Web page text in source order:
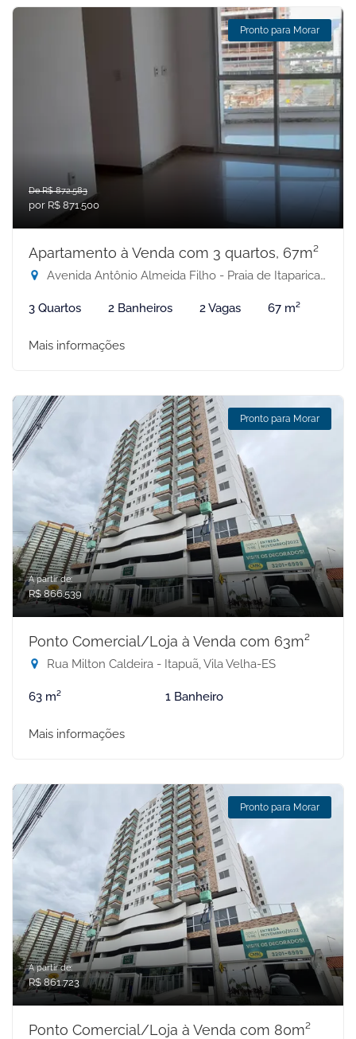
Pronto para Morar
De R$ 872.583
por R$ 871.500
Apartamento à Venda com 3 quartos, 67m²
Avenida Antônio Almeida Filho - Praia de Itaparica, Vila Velha-ES
3 Quartos 2 Banheiros 2 Vagas 67 m²
Mais informações
Pronto para Morar
A partir de:
R$ 866.539
Ponto Comercial/Loja à Venda com 63m²
Rua Milton Caldeira - Itapuã, Vila Velha-ES
63 m² 1 Banheiro
Mais informações
Pronto para Morar
A partir de:
R$ 861.723
Ponto Comercial/Loja à Venda com 80m²